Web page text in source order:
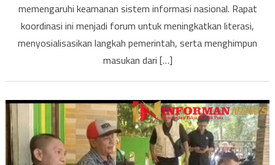
memengaruhi keamanan sistem informasi nasional. Rapat
koordinasi ini menjadi forum untuk meningkatkan literasi,
menyosialisasikan langkah pemerintah, serta menghimpun
masukan dari […]